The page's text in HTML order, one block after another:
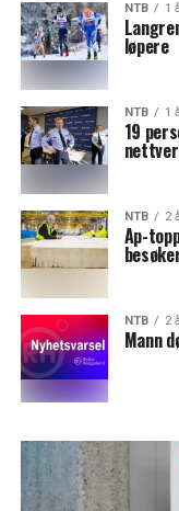
NTB 1
løpere
NTB 1
19
NTB 2
Ap-
NTB 2
Mann